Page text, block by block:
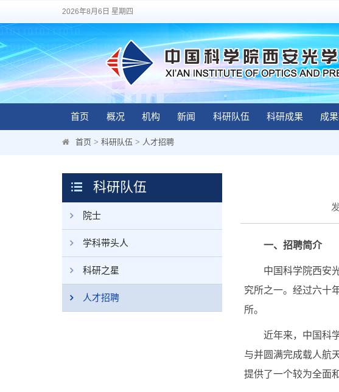
2026年8月6日 星期四
首页 概况 机构 新闻 科研队伍 科研成果 成
首页 > 科研队伍 > 人才招聘
科研队伍
院士
学科带头人
科研之星
人才招聘
一、招聘简介
中国科学院西安光
究所之一。经过六十
所。
近年来，中国科学
与并圆满完成载人航
提供了一个较为全面